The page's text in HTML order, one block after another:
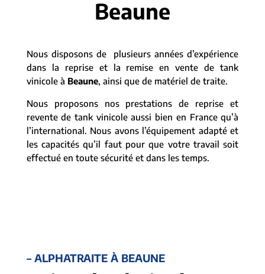
Beaune
Nous disposons de plusieurs années d’expérience
dans la reprise et la remise en vente de tank
vinicole à Beaune, ainsi que de matériel de traite.
Nous proposons nos prestations de reprise et
revente de tank vinicole aussi bien en France qu’à
l’international. Nous avons l’équipement adapté et
les capacités qu’il faut pour que votre travail soit
effectué en toute sécurité et dans les temps.
– ALPHATRAITE À BEAUNE